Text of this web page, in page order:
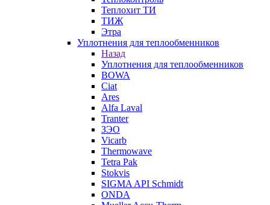
Теплохит ТИ
ТИЖ
Этра
Уплотнения для теплообменников
Назад
Уплотнения для теплообменников
BOWA
Ciat
Ares
Alfa Laval
Tranter
ЗЭО
Vicarb
Thermowave
Tetra Pak
Stokvis
SIGMA API Schmidt
ONDA